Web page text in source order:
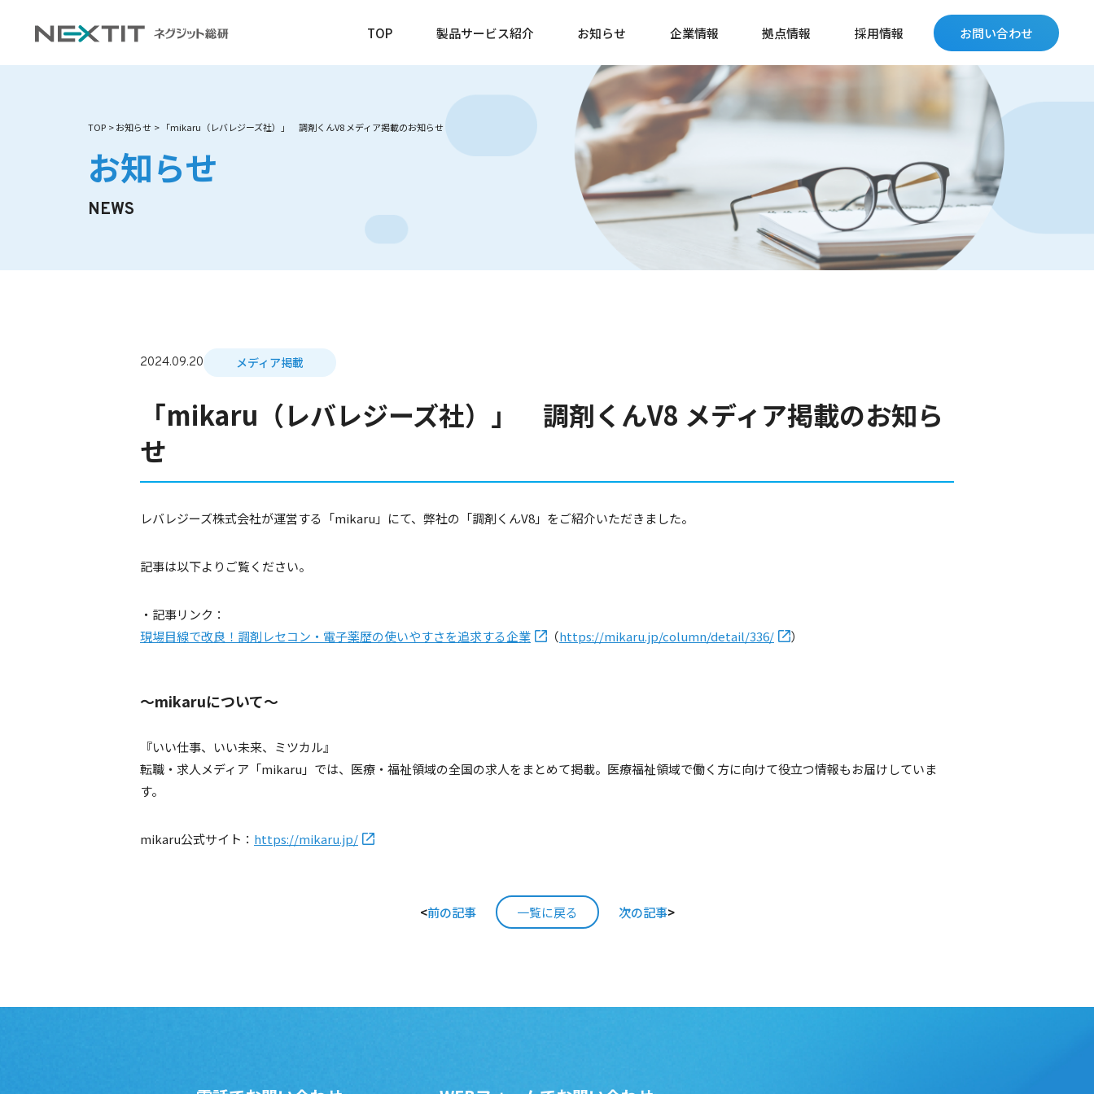
TOP 製品サービス紹介 お知らせ 企業情報 拠点情報 採用情報 お問い合わせ
TOP お知らせ 「mikaru（レバレジーズ社）」 調剤くんV8 メディア掲載のお知らせ
お知らせ
NEWS
2024.09.20 メディア掲載
「mikaru（レバレジーズ社）」 調剤くんV8 メディア掲載のお知ら
せ
レバレジーズ株式会社が運営する「mikaru」にて、弊社の「調剤くんV8」をご紹介いただきました。
記事は以下よりご覧ください。
・記事リンク：
現場目線で改良！調剤レセコン・電子薬歴の使いやすさを追求する企業
（https://mikaru.jp/column/detail/336/ ）
～mikaruについて～
『いい仕事、いい未来、ミツカル』
転職・求人メディア「mikaru」では、医療・福祉領域の全国の求人をまとめて掲載。医療福祉領域で働く方に向けて役立つ情報もお届けしていま
す。
mikaru公式サイト： https://mikaru.jp/
<前の記事 一覧に戻る 次の記事>